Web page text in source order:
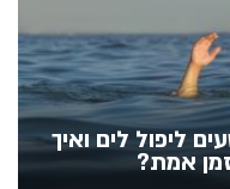
ליפול לים ואיך
אמת?